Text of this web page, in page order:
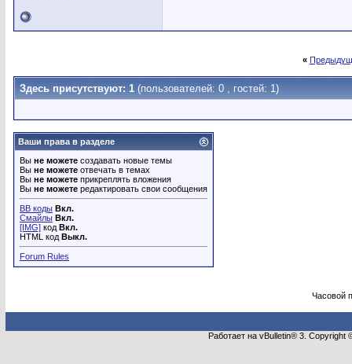
«
Здесь присутствуют: 1 (пользователей: 0 , гостей: 1)
Ваши права в разделе
Вы не можете создавать новые темы
Вы не можете отвечать в темах
Вы не можете прикреплять вложения
Вы не можете редактировать свои сообщения
BB коды Вкл.
Смайлы Вкл.
[IMG] код Вкл.
HTML код Выкл.
Forum Rules
Часовой
Работает на vBulletin® 3.